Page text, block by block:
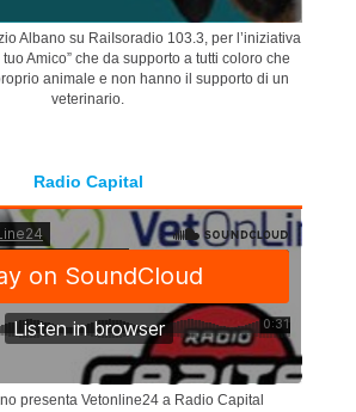
Albano su RaiIsoradio 103.3, per l’iniziativa
tuo Amico” che da supporto a tutti coloro che
animale e non hanno il supporto di un
veterinario.
Radio Capital
presenta Vetonline24 a Radio Capital